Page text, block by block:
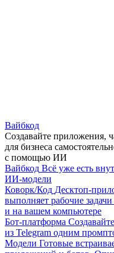
Вайбкод
Создавайте приложения,
для бизнеса
с помощью ИИ
Вайбкод Всё уже есть
ИИ-модели
Коворк/Код Десктоп-
выполняет рабочие
и на вашем компьютере
Бот-платформа
из Telegram одним
Модели Готовые